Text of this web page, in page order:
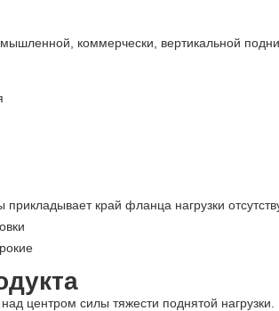
коммерчески, вертикальной
прикладывает край фланца нагрузки
центром силы тяжести поднятой